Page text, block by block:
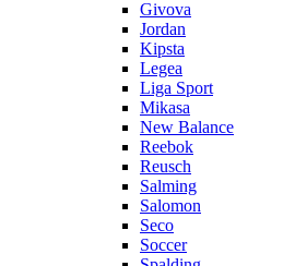
Givova
Jordan
Kipsta
Legea
Liga Sport
Mikasa
New Balance
Reebok
Reusch
Salming
Salomon
Seco
Soccer